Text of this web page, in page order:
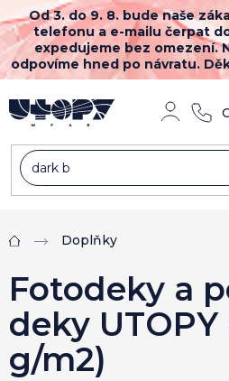
Přejít
na
obsah
Od 3. do 9. 8. bude naše
telefonu a e-mailu čerpat
expedujeme bez omezení.
odpovíme hned po návratu.
Domů Doplňky
Fotodeky a
deky UTOPY
g/m2)